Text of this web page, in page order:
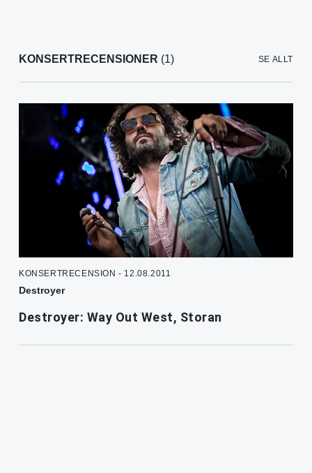
KONSERTRECENSIONER (1) SE ALLT
KONSERTRECENSION - 12.08.2011
Destroyer
Destroyer: Way Out West, Storan